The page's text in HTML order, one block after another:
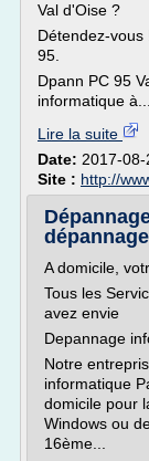
Val d'Oise ?
Détendez-vous
95.
Dpann PC 95
informatique à...
Lire la suite
Date: 2017-
Site : http://
A domicile,
Tous les
avez envie
Depannage
Notre
informatique
domicile pour
Windows ou
16ème...